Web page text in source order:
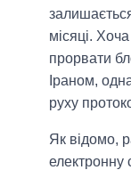
місяці.
прорвати
Іраном,
руху
Як відомо,
електронну